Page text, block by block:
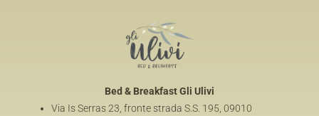
Bed & BreakfastGli Ulivi
Via Is Serras 23, fronte strada S.S. 195, 09010